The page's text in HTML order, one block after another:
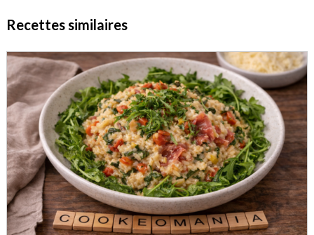
Recettes similaires